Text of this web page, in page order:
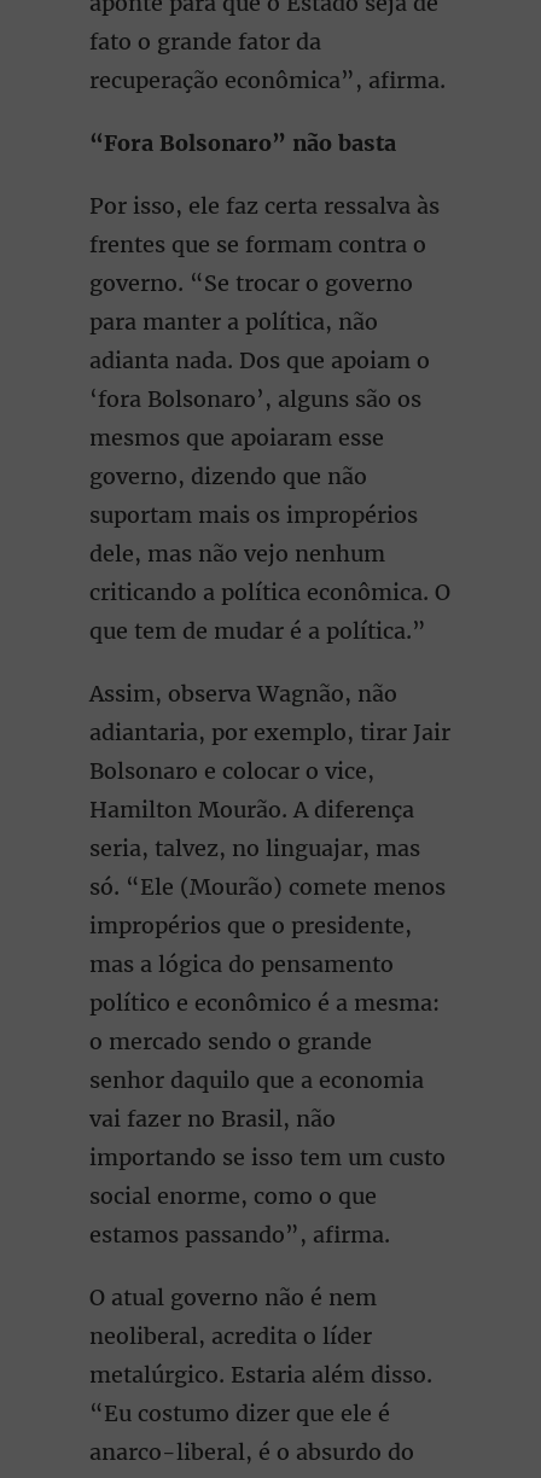
fato o grande fator da
recuperação econômica”, afirma.
“Fora Bolsonaro” não basta
Por isso, ele faz certa ressalva às
frentes que se formam contra o
governo. “Se trocar o governo
para manter a política, não
adianta nada. Dos que apoiam o
‘fora Bolsonaro’, alguns são os
mesmos que apoiaram esse
governo, dizendo que não
suportam mais os impropérios
dele, mas não vejo nenhum
criticando a política econômica. O
que tem de mudar é a política.”
Assim, observa Wagnão, não
adiantaria, por exemplo, tirar Jair
Bolsonaro e colocar o vice,
Hamilton Mourão. A diferença
seria, talvez, no linguajar, mas
só. “Ele (Mourão) comete menos
impropérios que o presidente,
mas a lógica do pensamento
político e econômico é a mesma:
o mercado sendo o grande
senhor daquilo que a economia
vai fazer no Brasil, não
importando se isso tem um custo
social enorme, como o que
estamos passando”, afirma.
O atual governo não é nem
neoliberal, acredita o líder
metalúrgico. Estaria além disso.
“Eu costumo dizer que ele é
anarco-liberal, é o absurdo do